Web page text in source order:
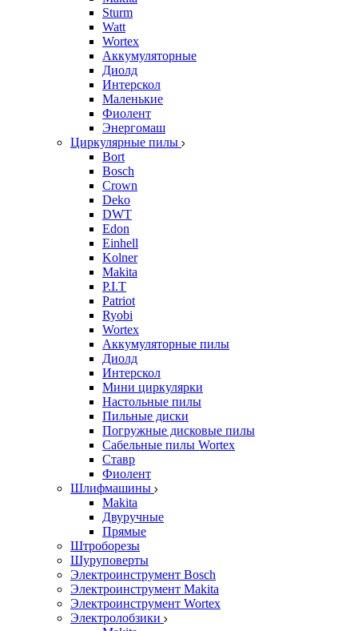
Sturm
Watt
Wortex
Аккумуляторные
Диолд
Интерскол
Маленькие
Фиолент
Энергомаш
Циркулярные пилы
Bort
Bosch
Crown
Deko
DWT
Edon
Einhell
Kolner
Makita
P.I.T
Patriot
Ryobi
Wortex
Аккумуляторные пилы
Диолд
Интерскол
Мини циркулярки
Настольные пилы
Пильные диски
Погружные дисковые пилы
Сабельные пилы Wortex
Ставр
Фиолент
Шлифмашины
Makita
Двуручные
Прямые
Штроборезы
Шуруповерты
Электроинструмент Bosch
Электроинструмент Makita
Электроинструмент Wortex
Электролобзики